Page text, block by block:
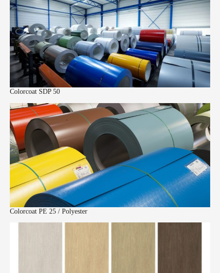
Colorcoat SDP 50
Colorcoat PE 25 / Polyester